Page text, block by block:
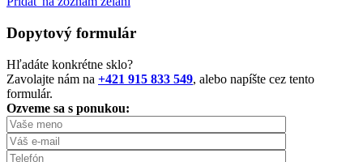
Dopytový formulár
Hľadáte konkrétne sklo?
Zavolajte nám na +421 915 833 549, alebo napíšte cez tento
formulár.
Ozveme sa s ponukou: